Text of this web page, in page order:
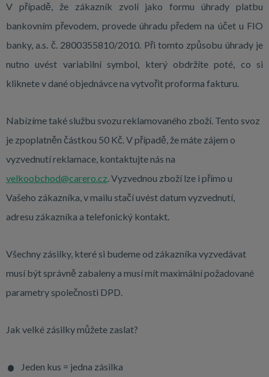
V případě, že zákazník zvolí jako formu úhrady platbu
bankovním převodem, provede úhradu předem na účet u FIO
banky, a.s. č. 2800355810/2010. Při tomto způsobu úhrady je
nutno uvést variabilní symbol, který obdržíte poté, co si
kliknete v dané objednávce na vytvořit proforma fakturu.
Nabízíme také službu svozu reklamovaného zboží. Tento svoz
je zpoplatněn částkou 50 Kč. V případě, že máte zájem o
vyzvednutí reklamace, kontaktujte nás na
velkoobchod@carero.cz. Vyzvednou zboží lze i přímo u
Vašeho zákazníka, v mailu stačí uvést datum vyzvednutí,
adresu zákazníka a telefonický kontakt.
Všechny zásilky, které si budeme od zákazníka vyzvedávat
musí být správně zabaleny a musí mít maximální požadované
parametry společnosti DPD.
Jak velké zásilky můžete zaslat?
Jeden kus = jedna zásilka